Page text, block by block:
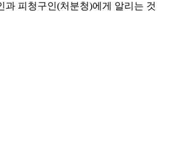
피청구인(처분청)에게 알리는 것